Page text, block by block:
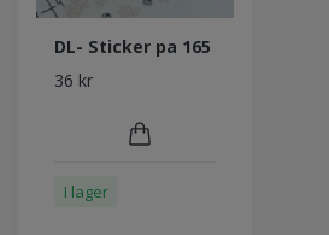
DL- Sticker pa 165
36 kr
I lager